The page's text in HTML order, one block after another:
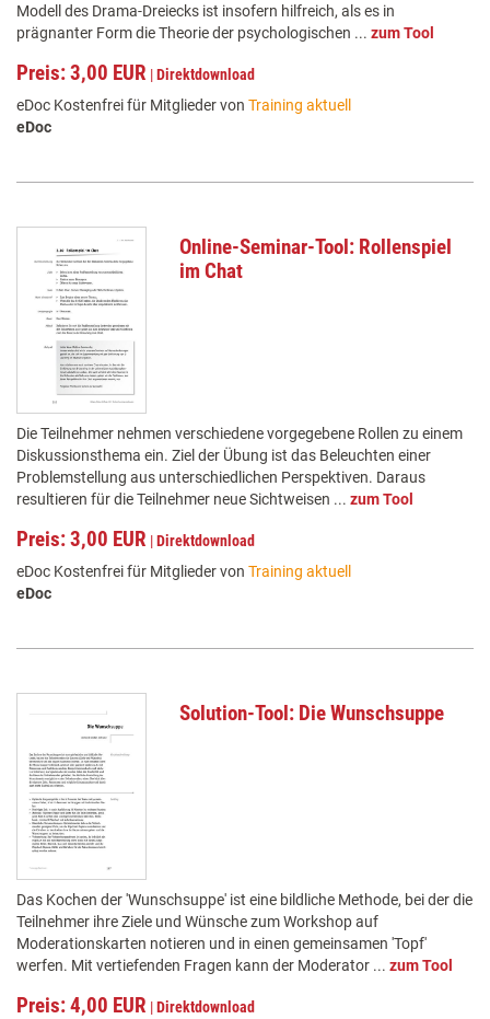
Modell des Drama-Dreiecks ist insofern hilfreich, als es in
prägnanter Form die Theorie der psychologischen ... zum Tool
Preis: 3,00 EUR |Direktdownload
eDoc Kostenfrei für Mitglieder von Training aktuell
eDoc
Online-Seminar-Tool: Rollenspiel
im Chat
Die Teilnehmer nehmen verschiedene vorgegebene Rollen zu einem
Diskussionsthema ein. Ziel der Übung ist das Beleuchten einer
Problemstellung aus unterschiedlichen Perspektiven. Daraus
resultieren für die Teilnehmer neue Sichtweisen ... zum Tool
Preis: 3,00 EUR |Direktdownload
eDoc Kostenfrei für Mitglieder von Training aktuell
eDoc
Solution-Tool: Die Wunschsuppe
Das Kochen der 'Wunschsuppe' ist eine bildliche Methode, bei der die
Teilnehmer ihre Ziele und Wünsche zum Workshop auf
Moderationskarten notieren und in einen gemeinsamen 'Topf'
werfen. Mit vertiefenden Fragen kann der Moderator ... zum Tool
Preis: 4,00 EUR |Direktdownload